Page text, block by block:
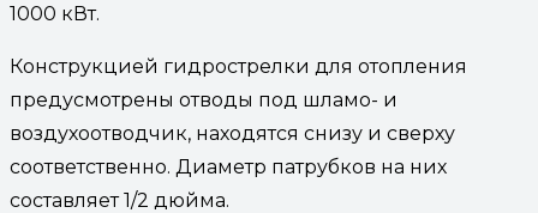
1000 кВт.
Конструкцией гидрострелки для отопления
предусмотрены отводы под шламо- и
воздухоотводчик, находятся снизу и сверху
соответственно. Диаметр патрубков на них
составляет 1/2 дюйма.